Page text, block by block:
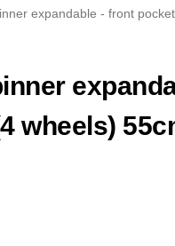
expandable - front
wheels)